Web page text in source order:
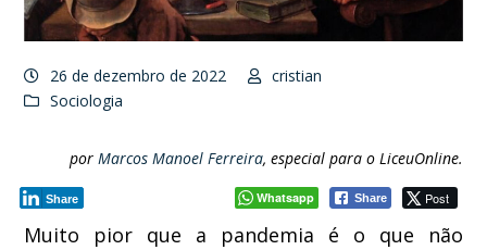
26 de dezembro de 2022
cristian
Sociologia
por Marcos Manoel Ferreira, especial para o LiceuOnline.
Whatsapp Share Post
Share
Muito pior que a pandemia é o que não